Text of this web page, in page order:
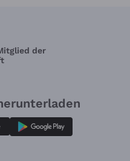
der